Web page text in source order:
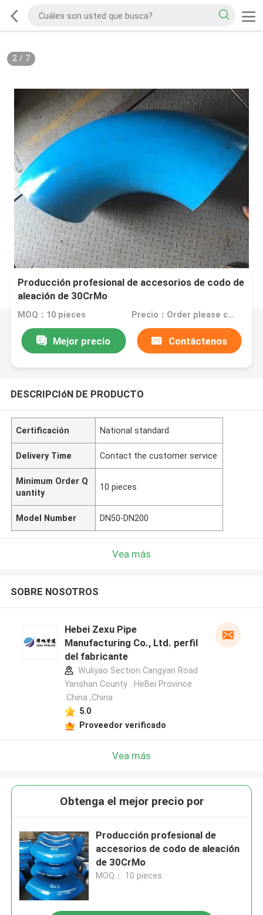
2/ 7
Producción profesional de accesorios de codo de
aleación de 30CrMo
MOQ：10 pieces Precio：Order please contact customer service
Mejor precio Contáctenos
DESCRIPCIóN DE PRODUCTO
Certificación National standard
Delivery Time Contact the customer service
Minimum Order Q
uantity
10 pieces
Model Number DN50-DN200
Vea más
SOBRE NOSOTROS
Hebei Zexu Pipe
Manufacturing Co., Ltd. perfil
del fabricante
Wuliyao Section Cangyan Road
Yanshan County . HeBei Province
.China ,China
5.0
Proveedor verificado
Vea más
Obtenga el mejor precio por
Producción profesional de
accesorios de codo de aleación
de 30CrMo
MOQ： 10 pieces